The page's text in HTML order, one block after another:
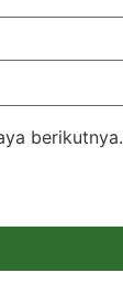
berikutnya.